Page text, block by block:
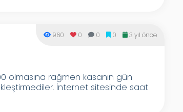
960 0 0 0 3 yıl önce
olmasına rağmen kasanın gün
İnternet sitesinde saat